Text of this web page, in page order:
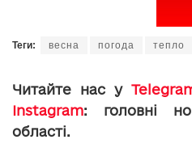
Теги: весна погода тепло
Читайте нас у
Instagram: головні
області.